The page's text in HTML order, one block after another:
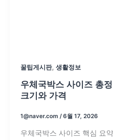
꿀팁게시판, 생활정보
우체국박스 사이즈 총
크기와 가격
1@naver.com /6월 17, 2026
우체국박스 사이즈 핵심 요